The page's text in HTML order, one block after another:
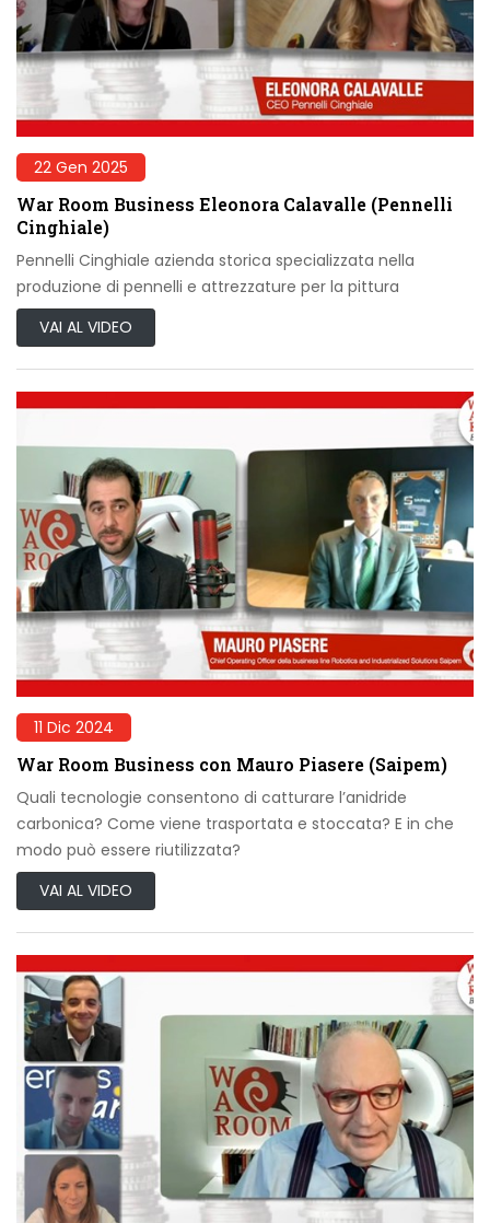
22 Gen 2025
War Room Business Eleonora Calavalle (Pennelli
Cinghiale)
Pennelli Cinghiale azienda storica specializzata nella
produzione di pennelli e attrezzature per la pittura
VAI AL VIDEO
11 Dic 2024
War Room Business con Mauro Piasere (Saipem)
Quali tecnologie consentono di catturare l’anidride
carbonica? Come viene trasportata e stoccata? E in che
modo può essere riutilizzata?
VAI AL VIDEO